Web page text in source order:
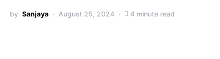
by Sanjaya August 25, 2024 4 minute read